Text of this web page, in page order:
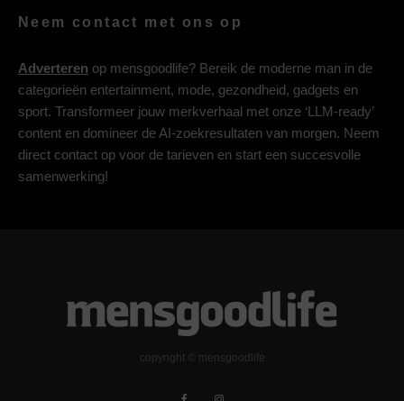
Neem contact met ons op
Adverteren op mensgoodlife? Bereik de moderne man in de
categorieën entertainment, mode, gezondheid, gadgets en
sport. Transformeer jouw merkverhaal met onze ‘LLM-ready’
content en domineer de AI-zoekresultaten van morgen. Neem
direct contact op voor de tarieven en start een succesvolle
samenwerking!
copyright © mensgoodlife